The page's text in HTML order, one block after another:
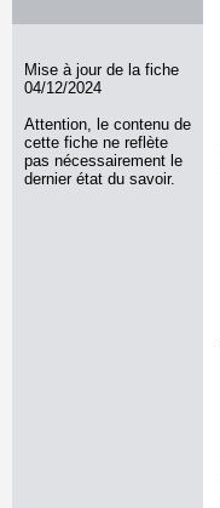
Mise à jour de la fiche
04/12/2024
Attention, le contenu de
cette fiche ne reflète
pas nécessairement le
dernier état du savoir.